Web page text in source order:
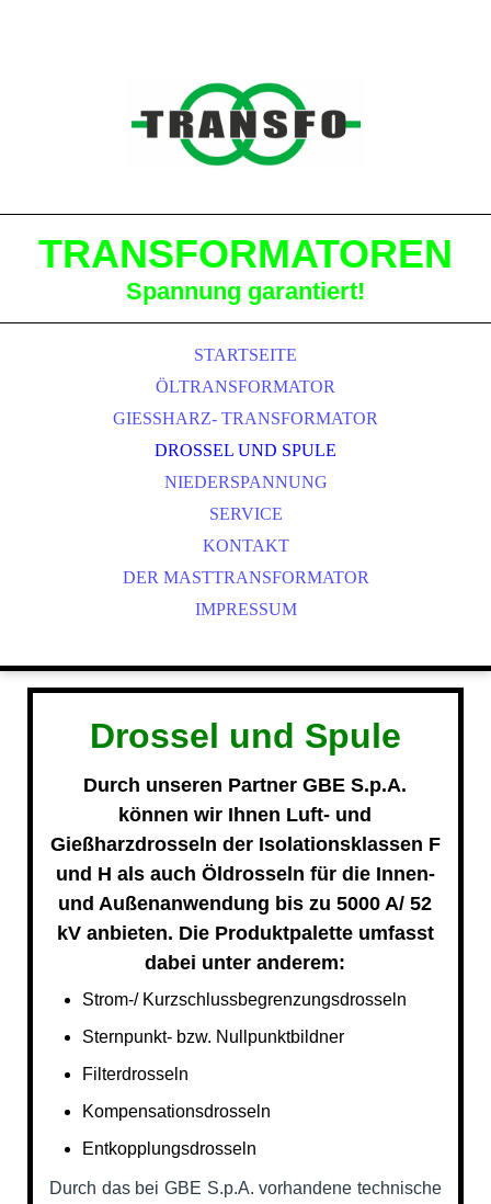
TRANSFORMATOREN
Spannung garantiert!
STARTSEITE
ÖLTRANSFORMATOR
GIESSHARZ- TRANSFORMATOR
DROSSEL UND SPULE
NIEDERSPANNUNG
SERVICE
KONTAKT
DER MASTTRANSFORMATOR
IMPRESSUM
Drossel und Spule
Durch unseren Partner GBE S.p.A.
können wir Ihnen Luft- und
Gießharzdrosseln der Isolationsklassen F
und H als auch Öldrosseln für die Innen-
und Außenanwendung bis zu 5000 A/ 52
kV anbieten. Die Produktpalette umfasst
dabei unter anderem:
Strom-/ Kurzschlussbegrenzungsdrosseln
Sternpunkt- bzw. Nullpunktbildner
Filterdrosseln
Kompensationsdrosseln
Entkopplungsdrosseln
Durch das bei GBE S.p.A. vorhandene technische